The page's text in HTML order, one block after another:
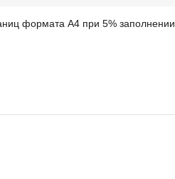
формата А4 при 5% заполнении.